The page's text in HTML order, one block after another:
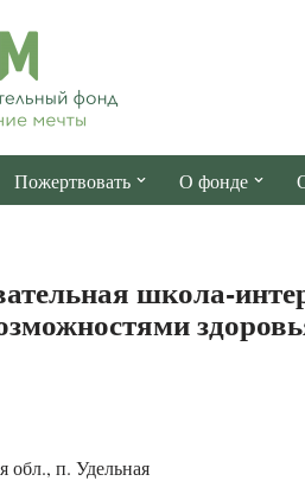
Пожертвовать О фонде
школа-
обл., п. Удельная